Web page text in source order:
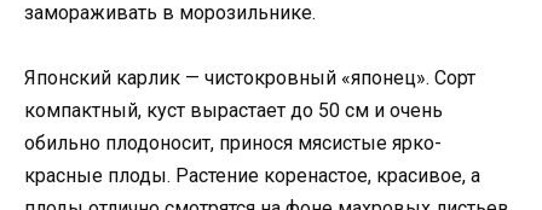
замораживать в морозильнике.
Японский карлик — чистокровный «японец». Сорт
компактный, куст вырастает до 50 см и очень
обильно плодоносит, принося мясистые ярко-
красные плоды. Растение коренастое, красивое, а